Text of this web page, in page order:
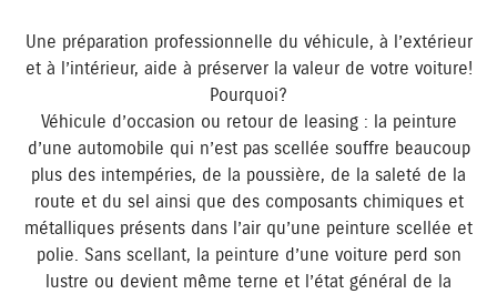
Une préparation professionnelle du véhicule, à l’extérieur
et à l’intérieur, aide à préserver la valeur de votre voiture!
Pourquoi?
Véhicule d’occasion ou retour de leasing : la peinture
d’une automobile qui n’est pas scellée souffre beaucoup
plus des intempéries, de la poussière, de la saleté de la
route et du sel ainsi que des composants chimiques et
métalliques présents dans l’air qu’une peinture scellée et
polie. Sans scellant, la peinture d’une voiture perd son
lustre ou devient même terne et l’état général de la